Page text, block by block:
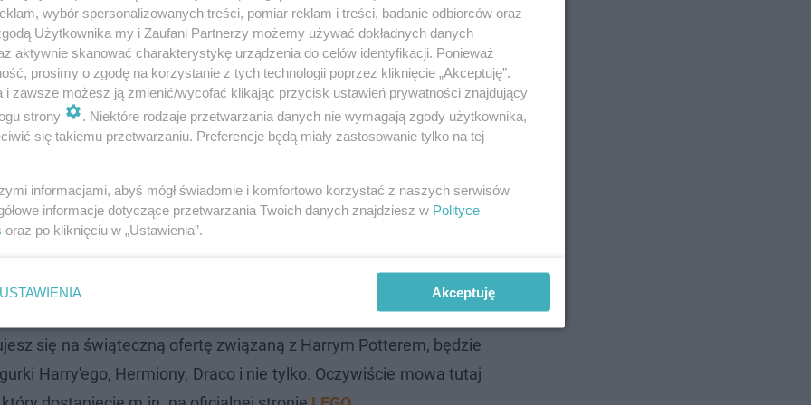
i książek na święta 2023. Niedrogie i ciekawe pomysły
gadżety i akcesoria
się na świąteczną ofertę związaną z Harrym Potterem, będzie
Harry'ego, Hermiony, Draco i nie tylko. Oczywiście mowa tutaj
wybór spersonalizowanych treści, pomiar reklam i treści, badanie odbiorców oraz
Użytkownika my i Zaufani Partnerzy możemy używać dokładnych danych
aktywnie skanować charakterystykę urządzenia do celów identyfikacji. Ponieważ
prosimy o zgodę na korzystanie z tych technologii poprzez kliknięcie „Akceptuję”.
i zawsze możesz ją zmienić/wycofać klikając przycisk ustawień prywatności znajdujący
strony
. Niektóre rodzaje przetwarzania danych nie wymagają zgody użytkownika,
się takiemu przetwarzaniu. Preferencje będą miały zastosowanie tylko na tej
informacjami, abyś mógł świadomie i komfortowo korzystać z naszych serwisów
informacje dotyczące przetwarzania Twoich danych znajdziesz w Polityce
oraz po kliknięciu w „Ustawienia”.
USTAWIENIA Akceptuję